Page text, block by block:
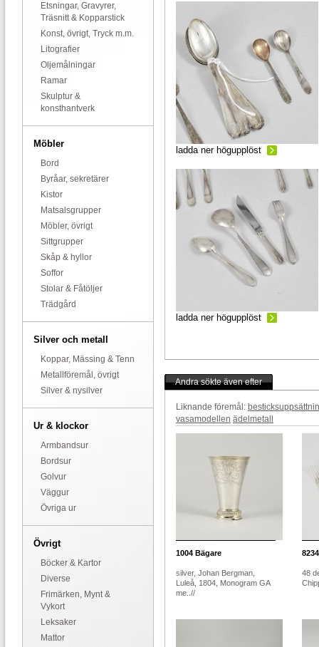
Etsningar, Gravyrer,
Träsnitt & Kopparstick
Konst, övrigt, Tryck m.m.
Litografier
Oljemålningar
Ramar
Skulptur &
konsthantverk
Möbler
Bord
Byråar, sekretärer
Kistor
Matsalsgrupper
Möbler, övrigt
Sittgrupper
Skåp & hyllor
Soffor
Stolar & Fåtöljer
Trädgård
Silver och metall
Koppar, Mässing & Tenn
Metallföremål, övrigt
Silver & nysilver
Ur & klockor
Armbandsur
Bordsur
Golvur
Väggur
Övriga ur
Övrigt
Böcker & Kartor
Diverse
Frimärken, Mynt &
Vykort
Leksaker
Mattor
ladda ner högupplöst
ladda ner högupplöst
Andra sökte även efter
Liknande föremål:
vasamodellen ädelmetall
1004 Bägare
silver, Johan Bergman,
Luleå, 1804, Monogram GA
me..//
8234
48